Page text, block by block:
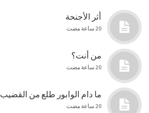
أثر الأجنحة
20 ساعة مضت
من أنت؟
20 ساعة مضت
ما دام الوابور طلع من القضيب
20 ساعة مضت